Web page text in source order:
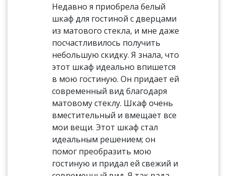
Недавно я приобрела белый
шкаф для гостиной с дверцами
из матового стекла, и мне даже
посчастливилось получить
небольшую скидку. Я знала, что
этот шкаф идеально впишется
в мою гостиную. Он придает ей
современный вид благодаря
матовому стеклу. Шкаф очень
вместительный и вмещает все
мои вещи. Этот шкаф стал
идеальным решением; он
помог преобразить мою
гостиную и придал ей свежий и